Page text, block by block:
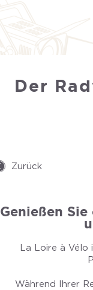
Der
Zurück
Genießen
La Loire à Vélo
Während Ihrer